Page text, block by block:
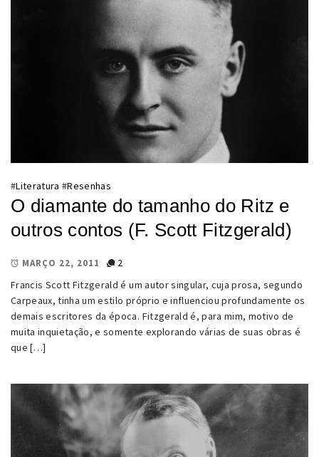
#Literatura #Resenhas
O diamante do tamanho do Ritz e
outros contos (F. Scott Fitzgerald)
MARÇO 22, 2011
2
Francis Scott Fitzgerald é um autor singular, cuja prosa, segundo
Carpeaux, tinha um estilo próprio e influenciou profundamente os
demais escritores da época. Fitzgerald é, para mim, motivo de
muita inquietação, e somente explorando várias de suas obras é
que […]